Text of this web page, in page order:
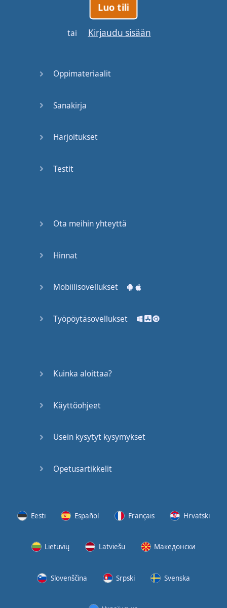
What the
Luo tili
tai Kirjaudu sisään
Oppimateriaalit
Sanakirja
Harjoitukset
Testit
Ota meihin yhteyttä
Hinnat
Mobiilisovellukset
Työpöytäsovellukset
Kuinka aloittaa?
Käyttöohjeet
Usein kysytyt kysymykset
Opetusartikkelit
Eesti Español Français Hrvatski
Lietuvių Latviešu Македонски
Slovenščina Srpski Svenska